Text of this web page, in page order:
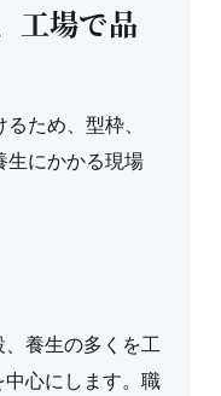
工場で品
ため、型枠、
生にかかる現場
養生の多くを工
心にします。職